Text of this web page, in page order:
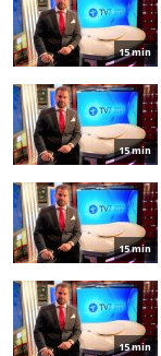
15 min
15 min
15 min
15 min